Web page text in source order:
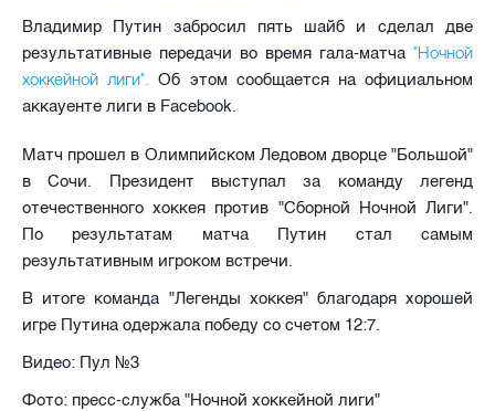
Владимир Путин забросил пять шайб и сделал две
результативные передачи во время гала-матча "Ночной
хоккейной лиги".
Об этом сообщается на официальном
аккауенте лиги в Facebook.
Матч прошел в Олимпийском Ледовом дворце "Большой"
в Сочи. Президент выступал за команду легенд
отечественного хоккея против "Сборной Ночной Лиги".
По результатам матча Путин стал самым
результативным игроком встречи.
В итоге команда "Легенды хоккея" благодаря хорошей
игре Путина одержала победу со счетом 12:7.
Видео: Пул №3
Фото: пресс-служба "Ночной хоккейной лиги"